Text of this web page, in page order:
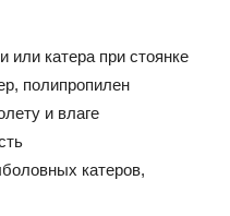
или катера при стоянке
полипропилен
и влаге
катеров,